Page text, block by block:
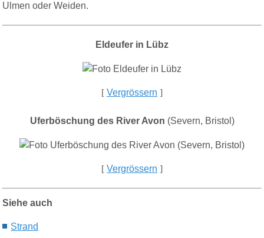
Ulmen oder Weiden.
Eldeufer in Lübz
[ Vergrössern ]
Uferböschung des River Avon (Severn, Bristol)
[ Vergrössern ]
Siehe auch
Strand